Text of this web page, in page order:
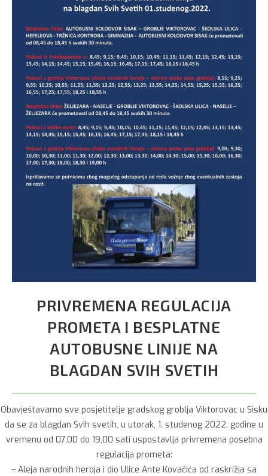
PRIVREMENA REGULACIJA
PROMETA I BESPLATNE
AUTOBUSNE LINIJE NA
BLAGDAN SVIH SVETIH
Obavještavamo sve posjetitelje gradskog groblja Viktorovac u Sisku
da se za blagdan Svih svetih, u utorak, 1. studenog 2022. godine u
vremenu od 07,00 do 19,00 sati uspostavlja privremena posebna
regulacija prometa:
– Aleja narodnih heroja i dio Ulice Ante Kovačića od raskrižja sa